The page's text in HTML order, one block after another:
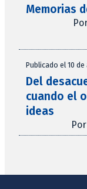
Memorias
Publicado el 10
Del
cuando el
ideas
Por